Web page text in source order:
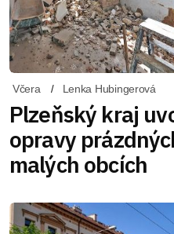
Včera Lenka Hubingerová
Plzeňský kraj
opravy
malých obcích